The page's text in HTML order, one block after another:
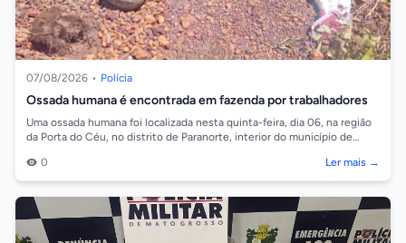
07/08/2026 • Polícia
Ossada humana é encontrada em fazenda por trabalhadores
Uma ossada humana foi localizada nesta quinta-feira, dia 06, na região
da Porta do Céu, no distrito de Paranorte, interior do município de
0
Ler mais →